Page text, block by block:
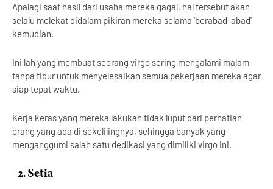
Apalagi saat hasil dari usaha mereka gagal, hal tersebut akan
selalu melekat didalam pikiran mereka selama 'berabad-abad'
kemudian.
Ini lah yang membuat seorang virgo sering mengalami malam
tanpa tidur untuk menyelesaikan semua pekerjaan mereka agar
siap tepat waktu.
Kerja keras yang mereka lakukan tidak luput dari perhatian
orang yang ada di sekelilingnya, sehingga banyak yang
menganggumi salah satu dedikasi yang dimiliki virgo ini.
2.Setia